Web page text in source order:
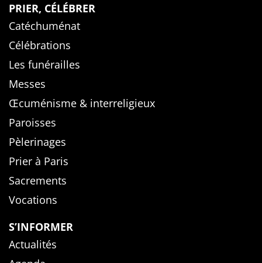
PRIER, CÉLÉBRER
Catéchuménat
Célébrations
Les funérailles
Messes
Œcuménisme & interreligieux
Paroisses
Pèlerinages
Prier à Paris
Sacrements
Vocations
S’INFORMER
Actualités